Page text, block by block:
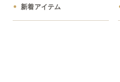
新着アイテム